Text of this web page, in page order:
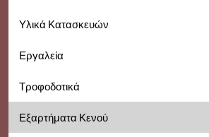
Υλικά Κατασκευών
Εργαλεία
Τροφοδοτικά
Εξαρτήματα Κενού